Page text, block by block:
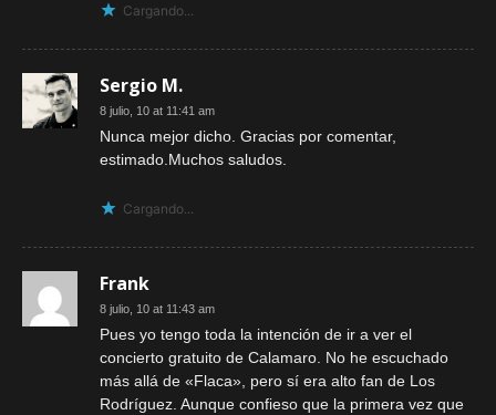
Cargando...
Sergio M.
8 julio, 10 at 11:41 am
Nunca mejor dicho. Gracias por comentar,
estimado.Muchos saludos.
Cargando...
Frank
8 julio, 10 at 11:43 am
Pues yo tengo toda la intención de ir a ver el
concierto gratuito de Calamaro. No he escuchado
más allá de «Flaca», pero sí era alto fan de Los
Rodríguez. Aunque confieso que la primera vez que